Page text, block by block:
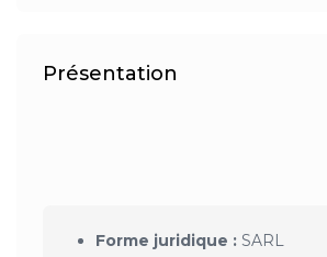
Présentation
Forme juridique : SARL